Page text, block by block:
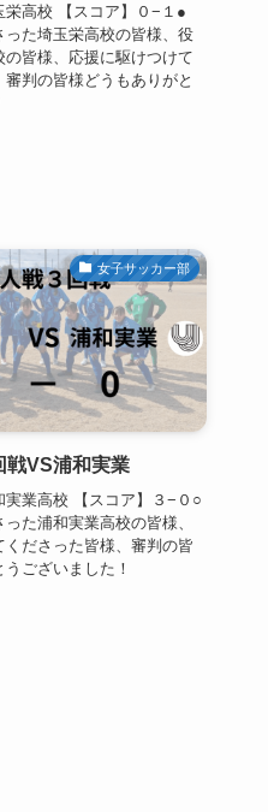
栄高校 【スコア】０−１●
った埼玉栄高校の皆様、役
の皆様、応援に駆けつけて
審判の皆様どうもありがと
女子サッカー部
戦VS浦和実業
実業高校 【スコア】３−０○
た浦和実業高校の皆様、
くださった皆様、審判の皆
ございました！